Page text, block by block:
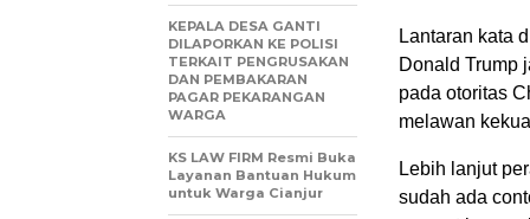
Lantaran kata
Donald Trump
pada otoritas
melawan
Lebih lanjut
sudah ada
KEPALA DESA GANTI
DILAPORKAN KE POLISI
TERKAIT PENGRUSAKAN
DAN PEMBAKARAN
PAGAR PEKARANGAN
WARGA
KS LAW FIRM Resmi Buka
Layanan Bantuan Hukum
untuk Warga Cianjur